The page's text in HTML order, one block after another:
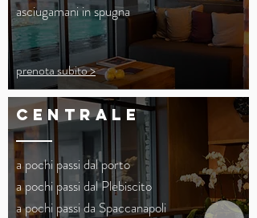
asciugamani in spugna
prenota subito >
CENTRALE
a pochi passi dal porto
a pochi passi dal Plebiscito
a pochi passi da Spaccanapoli